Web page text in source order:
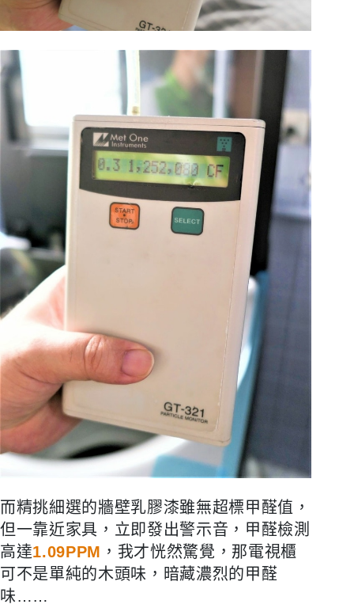
而精挑細選的牆壁乳膠漆雖無超標甲醛值，
但一靠近家具，立即發出警示音，甲醛檢測
高達1.09PPM ，我才恍然驚覺，那電視櫃
可不是單純的木頭味，暗藏濃烈的甲醛
味……